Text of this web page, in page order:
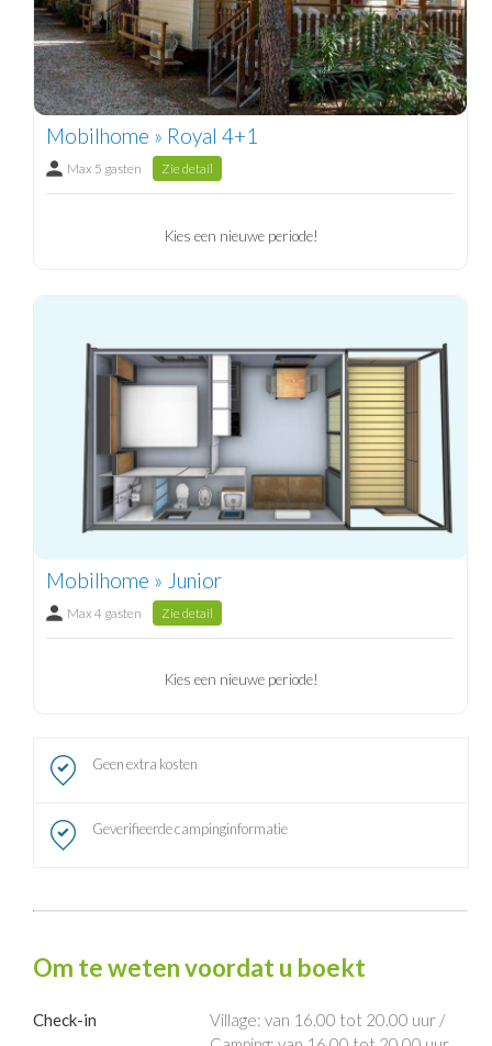
Mobilhome » Royal 4+1
Max 5 gasten Zie detail
Kies een nieuwe periode!
Mobilhome » Junior
Max 4 gasten Zie detail
Kies een nieuwe periode!
Geen extra kosten
Geverifieerde campinginformatie
Om te weten voordat u boekt
Check-in
Village: van 16.00 tot 20.00 uur /